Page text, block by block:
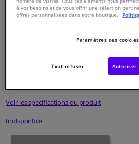
Atelier & outils
5050063626261
Voir les spécifications du produit
Indisponible
à vos besoins et de vous offrir une sélection
offres personnalisées dans notre boutique.
Paramètres des cookies
Tout refuser Autoriser